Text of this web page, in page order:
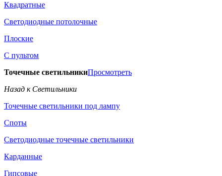
Квадратные
Светодиодные потолочные
Плоские
С пультом
Точечные светильникиПросмотреть
Назад к Светильники
Точечные светильники под лампу
Споты
Светодиодные точечные светильники
Карданные
Гипсовые